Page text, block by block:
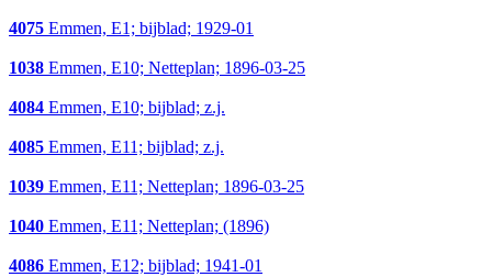
4075 Emmen, E1; bijblad; 1929-01
1038 Emmen, E10; Netteplan; 1896-03-25
4084 Emmen, E10; bijblad; z.j.
4085 Emmen, E11; bijblad; z.j.
1039 Emmen, E11; Netteplan; 1896-03-25
1040 Emmen, E11; Netteplan; (1896)
4086 Emmen, E12; bijblad; 1941-01